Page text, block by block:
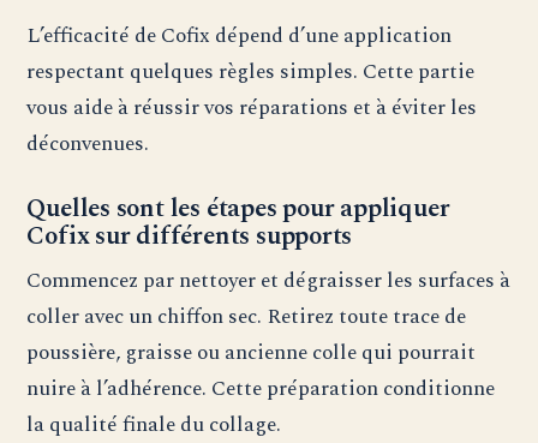
L’efficacité de Cofix dépend d’une application
respectant quelques règles simples. Cette partie
vous aide à réussir vos réparations et à éviter les
déconvenues.
Quelles sont les étapes pour appliquer
Cofix sur différents supports
Commencez par nettoyer et dégraisser les surfaces à
coller avec un chiffon sec. Retirez toute trace de
poussière, graisse ou ancienne colle qui pourrait
nuire à l’adhérence. Cette préparation conditionne
la qualité finale du collage.